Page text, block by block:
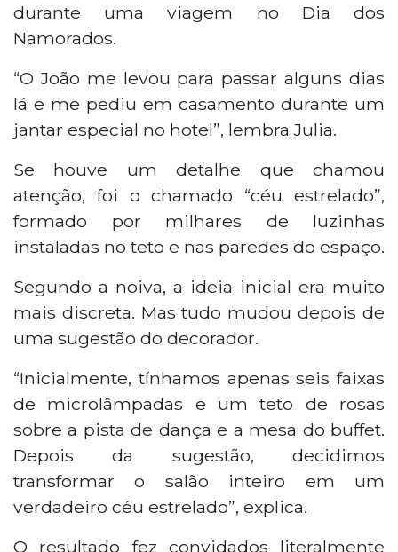
durante uma viagem no Dia dos
Namorados.
“O João me levou para passar alguns dias
lá e me pediu em casamento durante um
jantar especial no hotel”, lembra Julia.
Se houve um detalhe que chamou
atenção, foi o chamado “céu estrelado”,
formado por milhares de luzinhas
instaladas no teto e nas paredes do espaço.
Segundo a noiva, a ideia inicial era muito
mais discreta. Mas tudo mudou depois de
uma sugestão do decorador.
“Inicialmente, tínhamos apenas seis faixas
de microlâmpadas e um teto de rosas
sobre a pista de dança e a mesa do buffet.
Depois da sugestão, decidimos
transformar o salão inteiro em um
verdadeiro céu estrelado”, explica.
O resultado fez convidados literalmente